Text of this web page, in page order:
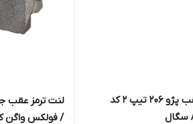
لنت ترمز عقب پژو 206 تیپ 2 کد